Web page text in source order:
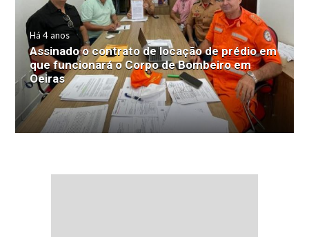
Há 4 anos
Assinado o contrato de locação de prédio em
que funcionará o Corpo de Bombeiro em
Oeiras